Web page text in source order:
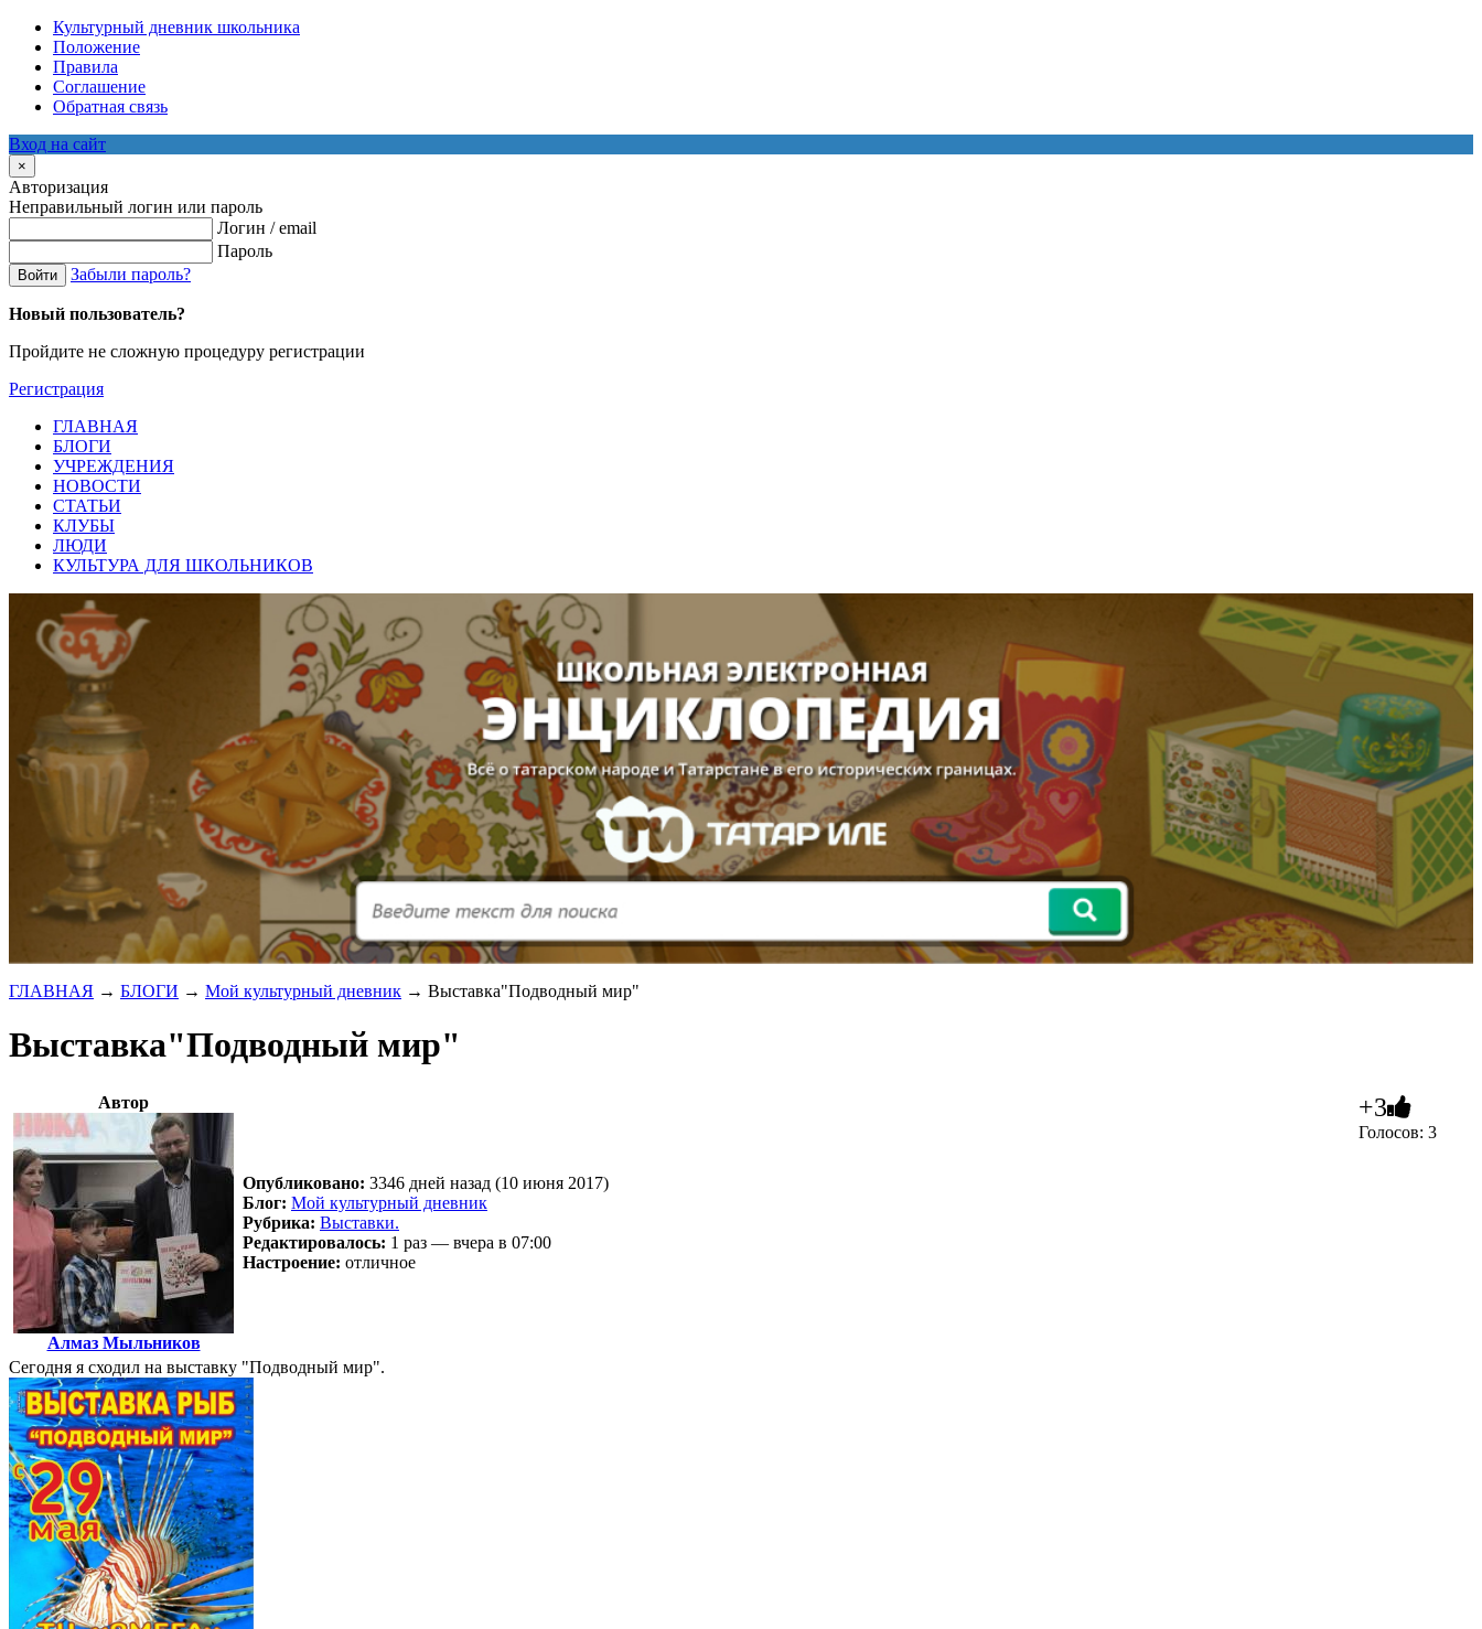
Культурный дневник школьника
Положение
Правила
Соглашение
Обратная связь
Вход на сайт
×
Авторизация
Неправильный логин или пароль
Логин / email
Пароль
Войти Забыли пароль?
Новый пользователь?
Пройдите не сложную процедуру регистрации
Регистрация
ГЛАВНАЯ
БЛОГИ
УЧРЕЖДЕНИЯ
НОВОСТИ
СТАТЬИ
КЛУБЫ
ЛЮДИ
КУЛЬТУРА ДЛЯ ШКОЛЬНИКОВ
ГЛАВНАЯ → БЛОГИ → Мой культурный дневник → Выставка"Подводный мир"
Выставка"Подводный мир"
Автор
Алмаз Мыльников
Опубликовано: 3346 дней назад (10 июня 2017)
Блог: Мой культурный дневник
Рубрика: Выставки.
Редактировалось: 1 раз — вчера в 07:00
Настроение: отличное
+3
Голосов: 3
Сегодня я сходил на выставку "Подводный мир".